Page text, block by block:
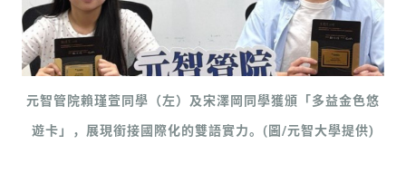
元智管院賴瑾萱同學（左）及宋澤岡同學獲頒「多益金色悠
遊卡」，展現銜接國際化的雙語實力。(圖/元智大學提供)